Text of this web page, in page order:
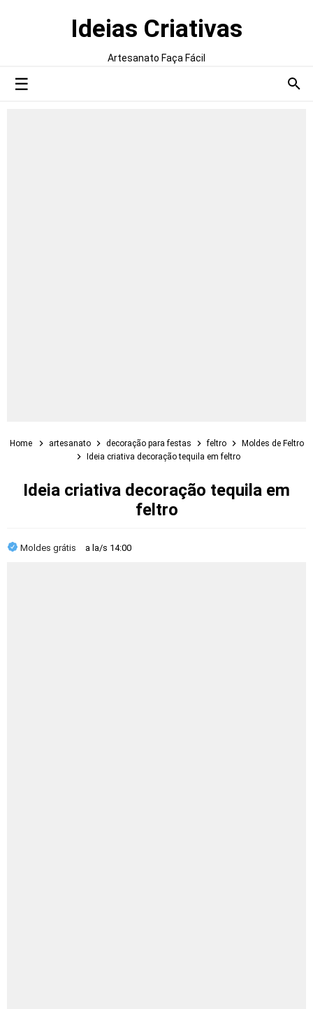
Ideias Criativas
Artesanato Faça Fácil
Home artesanato decoração para festas feltro
Moldes de Feltro
Ideia criativa decoração tequila em feltro
Ideia criativa decoração tequila em
feltro
Moldes grátis a la/s 14:00